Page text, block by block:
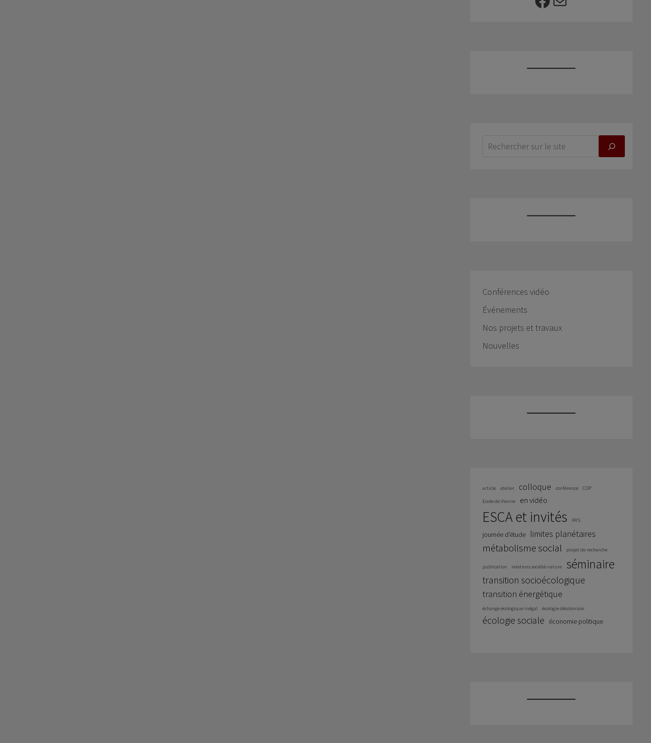
Conférences vidéo
Événements
Nos projets et travaux
Nouvelles
article atelier colloque conférence COP
Ecole de Vienne en vidéo
ESCA et invités IRIS
journée d'étude limites planétaires
métabolisme social projet de recherche
publication relations société-nature séminaire
transition socioécologique
transition énergétique
échange écologique inégal écologie décoloniale
écologie sociale économie politique